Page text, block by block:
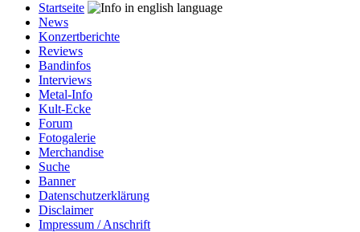
Startseite
News
Konzertberichte
Reviews
Bandinfos
Interviews
Metal-Info
Kult-Ecke
Forum
Fotogalerie
Merchandise
Suche
Banner
Datenschutzerklärung
Disclaimer
Impressum / Anschrift